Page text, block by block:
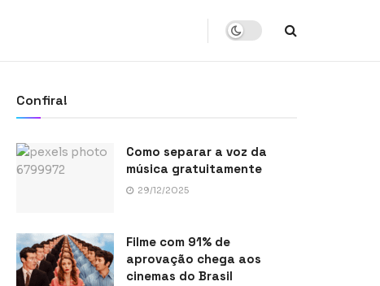
Confira!
Como separar a voz da
música gratuitamente
29/12/2025
Filme com 91% de
aprovação chega aos
cinemas do Brasil